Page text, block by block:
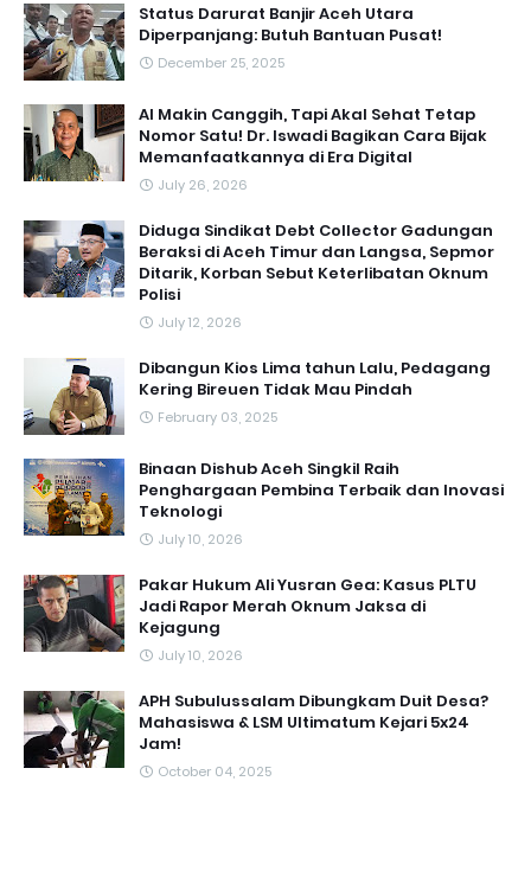
Status Darurat Banjir Aceh Utara
Diperpanjang: Butuh Bantuan Pusat!
December 25, 2025
AI Makin Canggih, Tapi Akal Sehat Tetap
Nomor Satu! Dr. Iswadi Bagikan Cara Bijak
Memanfaatkannya di Era Digital
July 26, 2026
Diduga Sindikat Debt Collector Gadungan
Beraksi di Aceh Timur dan Langsa, Sepmor
Ditarik, Korban Sebut Keterlibatan Oknum
Polisi
July 12, 2026
Dibangun Kios Lima tahun Lalu, Pedagang
Kering Bireuen Tidak Mau Pindah
February 03, 2025
Binaan Dishub Aceh Singkil Raih
Penghargaan Pembina Terbaik dan Inovasi
Teknologi
July 10, 2026
Pakar Hukum Ali Yusran Gea: Kasus PLTU
Jadi Rapor Merah Oknum Jaksa di
Kejagung
July 10, 2026
APH Subulussalam Dibungkam Duit Desa?
Mahasiswa & LSM Ultimatum Kejari 5x24
Jam!
October 04, 2025